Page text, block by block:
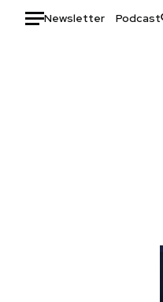
Newsletter Podcast